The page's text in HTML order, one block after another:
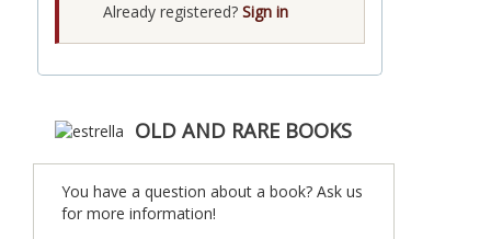
Already registered? Sign in
OLD AND RARE BOOKS
You have a question about a book? Ask us
for more information!